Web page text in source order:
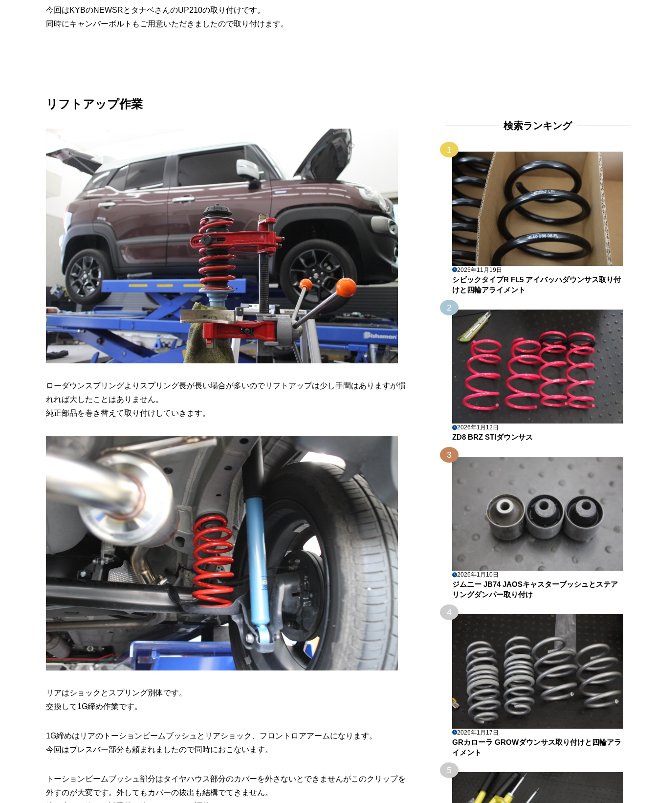
今回はKYBのNEWSRとタナベさんのUP210の取り付けです。
同時にキャンバーボルトもご用意いただきましたので取り付けます。
リフトアップ作業
ローダウンスプリングよりスプリング長が長い場合が多いのでリフトアップは少し手間はありますが慣
れれば大したことはありません。
純正部品を巻き替えて取り付けしていきます。
リアはショックとスプリング別体です。
交換して1G締め作業です。
1G締めはリアのトーションビームブッシュとリアショック、フロントロアアームになります。
今回はブレスバー部分も頼まれましたので同時におこないます。
トーションビームブッシュ部分はタイヤハウス部分のカバーを外さないとできませんがこのクリップを
外すのが大変です。外してもカバーの抜出も結構でてきません。
検索ランキング
1
2025年11月19日
シビックタイプR FL5 アイバッハダウンサス取り付
けと四輪アライメント
2
2026年1月12日
ZD8 BRZ STIダウンサス
3
2026年1月10日
ジムニー JB74 JAOSキャスターブッシュとステア
リングダンパー取り付け
4
2026年1月17日
GRカローラ GROWダウンサス取り付けと四輪アラ
イメント
5